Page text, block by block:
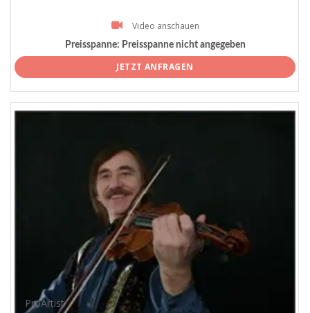
Video anschauen
Preisspanne: Preisspanne nicht angegeben
JETZT ANFRAGEN
ProArtist